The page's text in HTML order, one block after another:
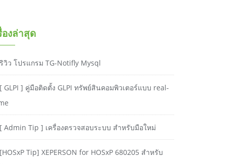
องล่าสุด
ริวิว โปรแกรม TG-Notifly Mysql
[ GLPI ] คู่มือติดตั้ง GLPI ทรัพย์สินคอมพิวเตอร์แบบ real-
[ Admin Tip ] เครื่องตรวจสอบระบบ สำหรับมือใหม่
[HOSxP Tip] XEPERSON for HOSxP 680205 สำหรับ